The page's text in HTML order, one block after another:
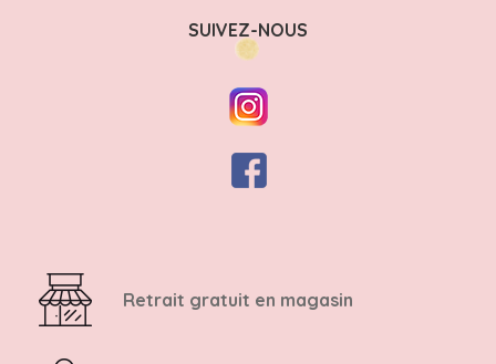
SUIVEZ-NOUS
Retrait gratuit en magasin